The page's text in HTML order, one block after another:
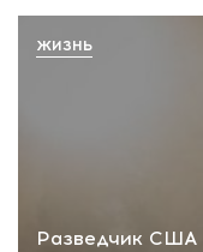
Разведчик США
ЖИЗНЬ